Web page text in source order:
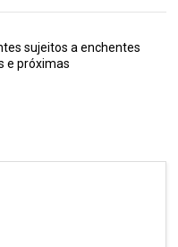
sujeitos a enchentes
e próximas